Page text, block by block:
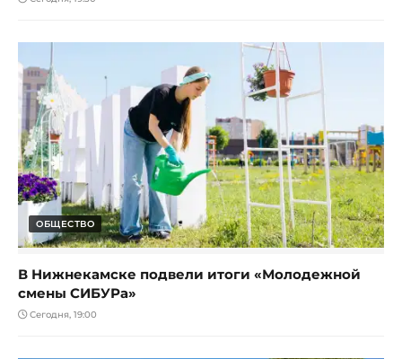
ОБЩЕСТВО
В Нижнекамске подвели итоги «Молодежной
смены СИБУРа»
Сегодня, 19:00